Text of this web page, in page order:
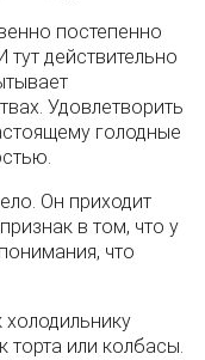
постепенно
действительно
Удовлетворить
голодные
Он приходит
в том, что у
что
торта или колбасы.